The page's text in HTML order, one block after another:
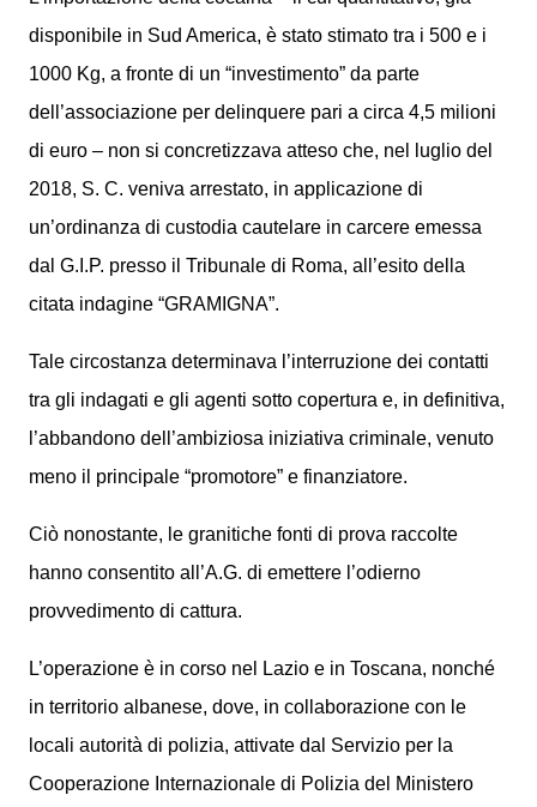
disponibile in Sud America, è stato stimato tra i 500 e i
1000 Kg, a fronte di un “investimento” da parte
dell’associazione per delinquere pari a circa 4,5 milioni
di euro – non si concretizzava atteso che, nel luglio del
2018, S. C. veniva arrestato, in applicazione di
un’ordinanza di custodia cautelare in carcere emessa
dal G.I.P. presso il Tribunale di Roma, all’esito della
citata indagine “GRAMIGNA”.
Tale circostanza determinava l’interruzione dei contatti
tra gli indagati e gli agenti sotto copertura e, in definitiva,
l’abbandono dell’ambiziosa iniziativa criminale, venuto
meno il principale “promotore” e finanziatore.
Ciò nonostante, le granitiche fonti di prova raccolte
hanno consentito all’A.G. di emettere l’odierno
provvedimento di cattura.
L’operazione è in corso nel Lazio e in Toscana, nonché
in territorio albanese, dove, in collaborazione con le
locali autorità di polizia, attivate dal Servizio per la
Cooperazione Internazionale di Polizia del Ministero